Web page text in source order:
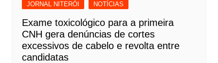
JORNAL NITERÓI NOTÍCIAS
Exame toxicológico para a primeira
CNH gera denúncias de cortes
excessivos de cabelo e revolta entre
candidatas